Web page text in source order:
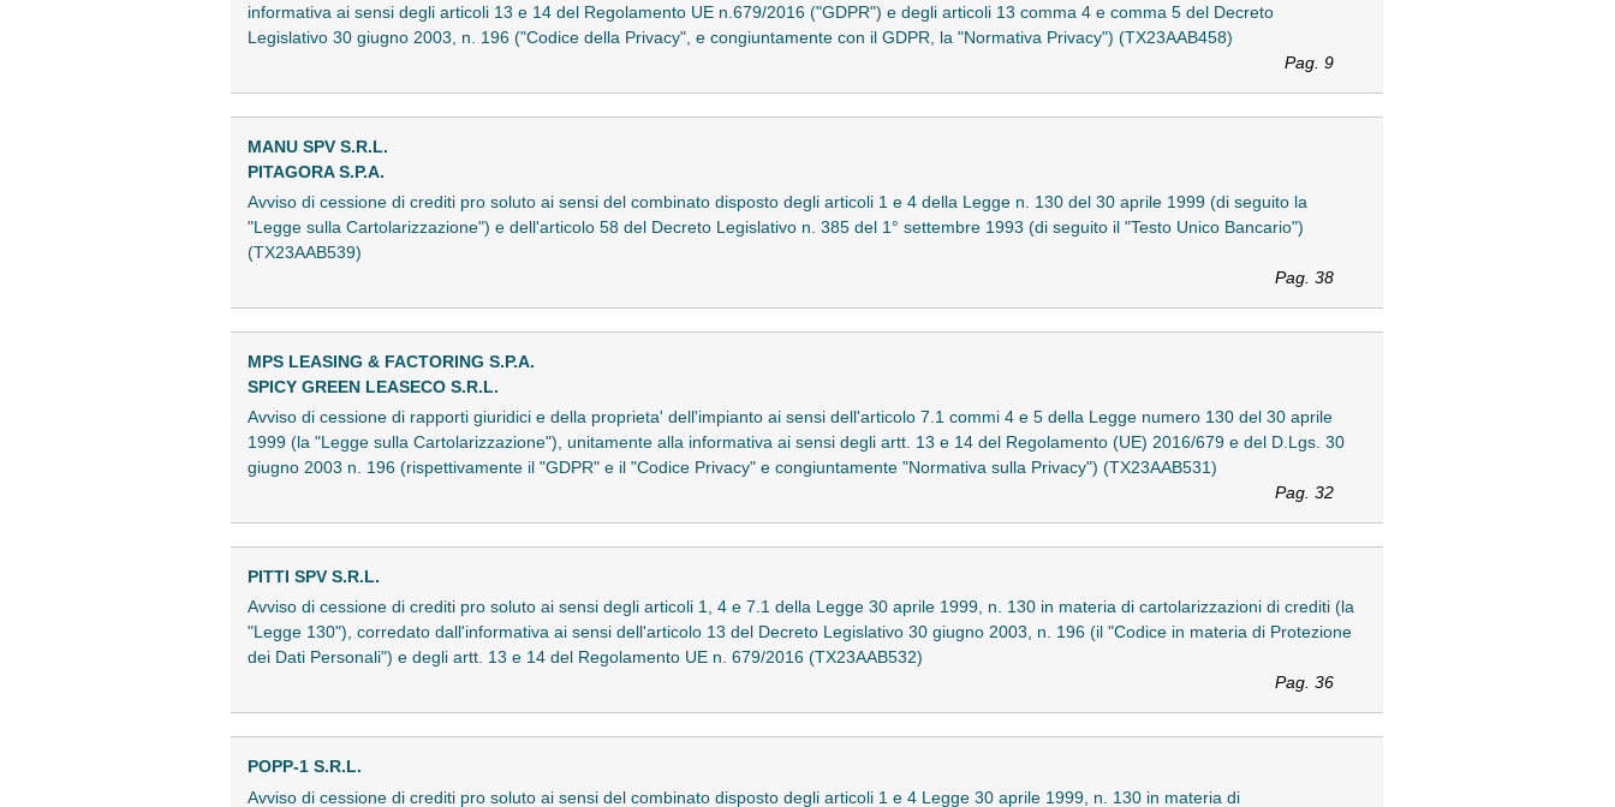
informativa ai sensi degli articoli 13 e 14 del Regolamento UE n.679/2016 ("GDPR") e degli articoli 13 comma 4 e comma 5 del Decreto
Legislativo 30 giugno 2003, n. 196 ("Codice della Privacy", e congiuntamente con il GDPR, la "Normativa Privacy") (TX23AAB458)
Pag. 9
MANU SPV S.R.L.
PITAGORA S.P.A.
Avviso di cessione di crediti pro soluto ai sensi del combinato disposto degli articoli 1 e 4 della Legge n. 130 del 30 aprile 1999 (di seguito la
"Legge sulla Cartolarizzazione") e dell'articolo 58 del Decreto Legislativo n. 385 del 1° settembre 1993 (di seguito il "Testo Unico Bancario")
(TX23AAB539)
Pag. 38
MPS LEASING & FACTORING S.P.A.
SPICY GREEN LEASECO S.R.L.
Avviso di cessione di rapporti giuridici e della proprieta' dell'impianto ai sensi dell'articolo 7.1 commi 4 e 5 della Legge numero 130 del 30 aprile
1999 (la "Legge sulla Cartolarizzazione"), unitamente alla informativa ai sensi degli artt. 13 e 14 del Regolamento (UE) 2016/679 e del D.Lgs. 30
giugno 2003 n. 196 (rispettivamente il "GDPR" e il "Codice Privacy" e congiuntamente "Normativa sulla Privacy") (TX23AAB531)
Pag. 32
PITTI SPV S.R.L.
Avviso di cessione di crediti pro soluto ai sensi degli articoli 1, 4 e 7.1 della Legge 30 aprile 1999, n. 130 in materia di cartolarizzazioni di crediti (la
"Legge 130"), corredato dall'informativa ai sensi dell'articolo 13 del Decreto Legislativo 30 giugno 2003, n. 196 (il "Codice in materia di Protezione
dei Dati Personali") e degli artt. 13 e 14 del Regolamento UE n. 679/2016 (TX23AAB532)
Pag. 36
POPP-1 S.R.L.
Avviso di cessione di crediti pro soluto ai sensi del combinato disposto degli articoli 1 e 4 Legge 30 aprile 1999, n. 130 in materia di